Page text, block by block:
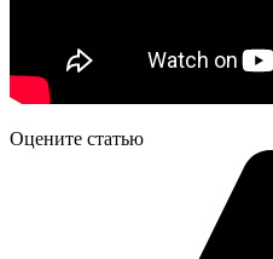
Оцените статью